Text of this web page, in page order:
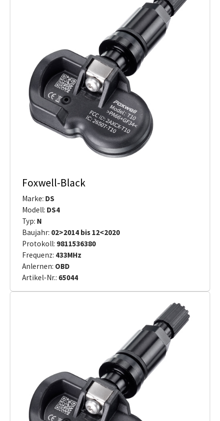
Foxwell-Black
Marke: DS
Modell: DS4
Typ: N
Baujahr: 02>2014 bis 12<2020
Protokoll: 9811536380
Frequenz: 433MHz
Anlernen: OBD
Artikel-Nr.: 65044